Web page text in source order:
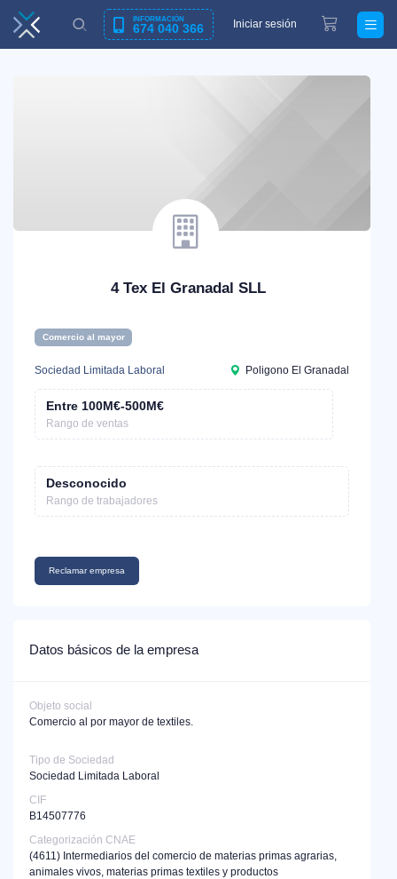
INFORMACIÓN
674 040 366 Iniciar sesión
4 Tex El Granadal SLL
Comercio al mayor
Sociedad Limitada Laboral Poligono El Granadal
Entre 100M€-500M€
Rango de ventas
Desconocido
Rango de trabajadores
Reclamar empresa
Datos básicos de la empresa
Objeto social
Comercio al por mayor de textiles.
Tipo de Sociedad
Sociedad Limitada Laboral
CIF
B14507776
Categorización CNAE
(4611) Intermediarios del comercio de materias primas agrarias,
animales vivos, materias primas textiles y productos